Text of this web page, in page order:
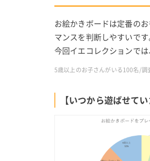
お絵かきボードは定番の
マンスを判断しやすいです
今回イエコレクションで
5歳以上のお子さんがいる100名/
【いつから遊ばせて